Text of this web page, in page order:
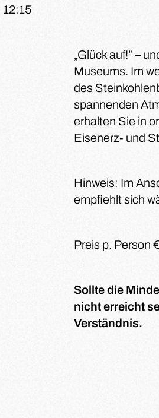
12:15
„Glück auf!” –
Museums. Im
des
spannenden
erhalten Sie in
Eisenerz- und
Hinweis: Im
empfiehlt sich
Preis p. Person
Sollte die
nicht erreicht
Verständnis.